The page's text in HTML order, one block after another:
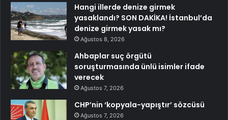
Hangi illerde denize girmek
yasaklandı? SON DAKİKA! İstanbul’da
denize girmek yasak mı?
Ağustos 8, 2026
Ahbaplar suç örgütü
soruşturmasında ünlü isimler ifade
verecek
Ağustos 7, 2026
CHP’nin ‘kopyala-yapıştır’ sözcüsü
Ağustos 7, 2026